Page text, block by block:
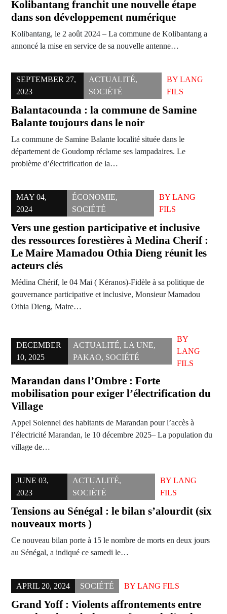
Kolibantang franchit une nouvelle étape
dans son développement numérique
Kolibantang, le 2 août 2024 – La commune de Kolibantang a
annoncé la mise en service de sa nouvelle antenne…
SEPTEMBER 27,
2023
ACTUALITÉ,
SOCIÉTÉ
BY LANG
FILS
Balantacounda : la commune de Samine
Balante toujours dans le noir
La commune de Samine Balante localité située dans le
département de Goudomp réclame ses lampadaires. Le
problème d’électrification de la…
MAY 04,
2024
ÉCONOMIE,
SOCIÉTÉ
BY LANG
FILS
Vers une gestion participative et inclusive
des ressources forestières à Medina Cherif :
Le Maire Mamadou Othia Dieng réunit les
acteurs clés
Médina Chérif, le 04 Mai ( Kéranos)-Fidèle à sa politique de
gouvernance participative et inclusive, Monsieur Mamadou
Othia Dieng, Maire…
DECEMBER
10, 2025
ACTUALITÉ,LA UNE,
PAKAO, SOCIÉTÉ
BY
LANG
FILS
Marandan dans l’Ombre : Forte
mobilisation pour exiger l’électrification du
Village
Appel Solennel des habitants de Marandan pour l’accès à
l’électricité Marandan, le 10 décembre 2025– La population du
village de…
JUNE 03,
2023
ACTUALITÉ,
SOCIÉTÉ
BYLANG
FILS
Tensions au Sénégal : le bilan s’alourdit (six
nouveaux morts )
Ce nouveau bilan porte à 15 le nombre de morts en deux jours
au Sénégal, a indiqué ce samedi le…
APRIL 20, 2024 SOCIÉTÉ BY LANG FILS
Grand Yoff : Violents affrontements entre